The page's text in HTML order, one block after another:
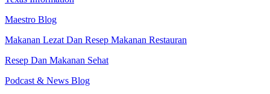
Maestro Blog
Makanan Lezat Dan Resep Makanan Restauran
Resep Dan Makanan Sehat
Podcast & News Blog